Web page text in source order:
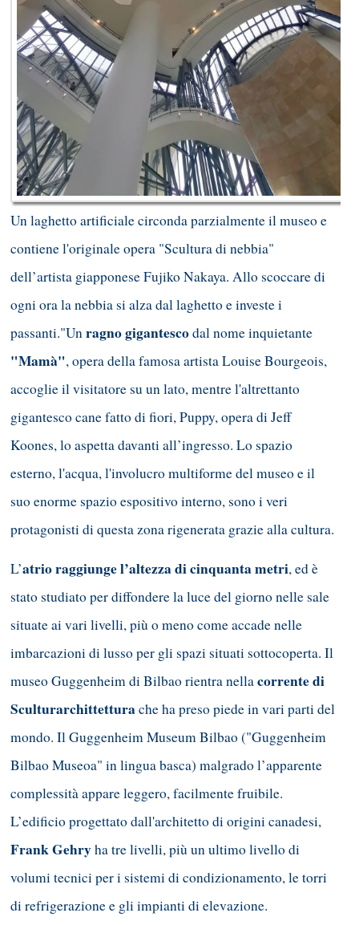
Un laghetto artificiale circonda parzialmente il museo e
contiene l'originale opera "Scultura di nebbia"
dell’artista giapponese Fujiko Nakaya. Allo scoccare di
ogni ora la nebbia si alza dal laghetto e investe i
passanti."Unragno gigantescodal nome inquietante
"Mamà", opera della famosa artista Louise Bourgeois,
accoglie il visitatore su un lato, mentre l'altrettanto
gigantesco cane fatto di fiori, Puppy, opera di Jeff
Koones, lo aspetta davanti all’ingresso. Lo spazio
esterno, l'acqua, l'involucro multiforme del museo e il
suo enorme spazio espositivo interno, sono i veri
protagonisti di questa zona rigenerata grazie alla cultura.
L’atrio raggiunge l’altezza di cinquanta metri, ed è
stato studiato per diffondere la luce del giorno nelle sale
situate ai vari livelli, più o meno come accade nelle
imbarcazioni di lusso per gli spazi situati sottocoperta. Il
museo Guggenheim di Bilbao rientra nellacorrente di
Sculturarchittetturache ha preso piede in vari parti del
mondo. Il Guggenheim Museum Bilbao ("Guggenheim
Bilbao Museoa" in lingua basca) malgrado l’apparente
complessità appare leggero, facilmente fruibile.
L’edificio progettato dall'architetto di origini canadesi,
Frank Gehryha tre livelli, più un ultimo livello di
volumi tecnici per i sistemi di condizionamento, le torri
di refrigerazione e gli impianti di elevazione.